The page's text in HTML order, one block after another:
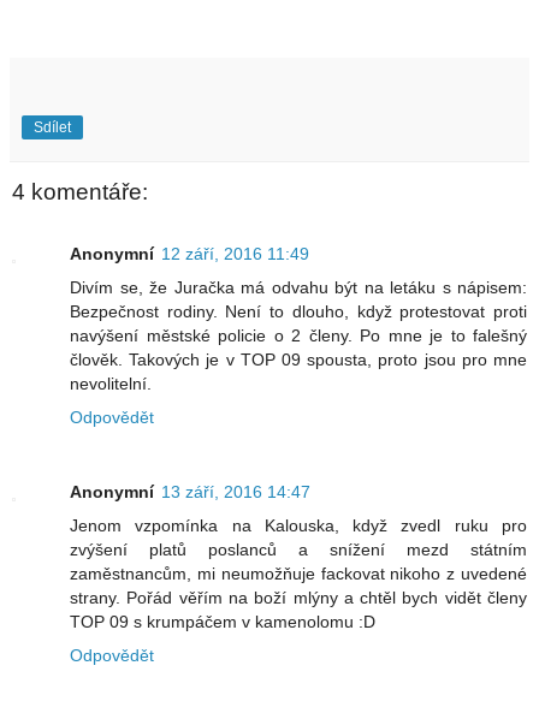
Sdílet
4 komentáře:
Anonymní 12 září, 2016 11:49
Divím se, že Juračka má odvahu být na letáku s nápisem:
Bezpečnost rodiny. Není to dlouho, když protestovat proti
navýšení městské policie o 2 členy. Po mne je to falešný
člověk. Takových je v TOP 09 spousta, proto jsou pro mne
nevolitelní.
Odpovědět
Anonymní 13 září, 2016 14:47
Jenom vzpomínka na Kalouska, když zvedl ruku pro
zvýšení platů poslanců a snížení mezd státním
zaměstnancům, mi neumožňuje fackovat nikoho z uvedené
strany. Pořád věřím na boží mlýny a chtěl bych vidět členy
TOP 09 s krumpáčem v kamenolomu :D
Odpovědět